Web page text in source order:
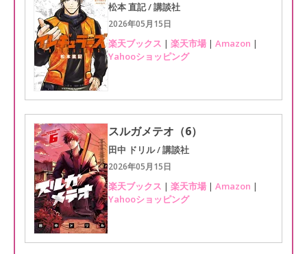
松本 直記 / 講談社
2026年05月15日
楽天ブックス | 楽天市場 | Amazon |
Yahooショッピング
スルガメテオ（6）
田中 ドリル / 講談社
2026年05月15日
楽天ブックス | 楽天市場 | Amazon |
Yahooショッピング